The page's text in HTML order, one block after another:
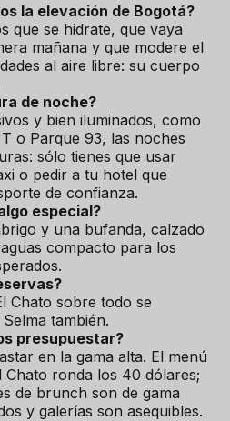
la elevación de Bogotá?
que se hidrate, que vaya
mañana y que modere el
al aire libre: su cuerpo
de noche?
y bien iluminados, como
o Parque 93, las noches
sólo tienes que usar
o pedir a tu hotel que
de confianza.
especial?
y una bufanda, calzado
compacto para los
Chato sobre todo se
también.
presupuestar?
en la gama alta. El menú
Chato ronda los 40 dólares;
de brunch son de gama
y galerías son asequibles.